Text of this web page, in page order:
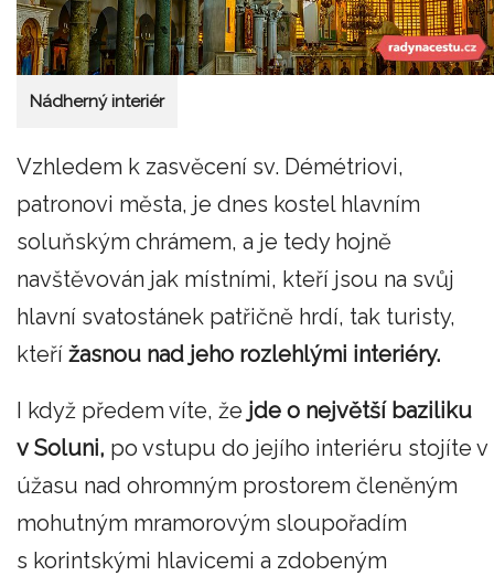
Nádherný interiér
Vzhledem k zasvěcení sv. Démétriovi,
patronovi města, je dnes kostel hlavním
soluňským chrámem, a je tedy hojně
navštěvován jak místními, kteří jsou na svůj
hlavní svatostánek patřičně hrdí, tak turisty,
kteří žasnou nad jeho rozlehlými interiéry.
I když předem víte, že jde o největší baziliku
v Soluni, po vstupu do jejího interiéru stojíte v
úžasu nad ohromným prostorem členěným
mohutným mramorovým sloupořadím
s korintskými hlavicemi a zdobeným